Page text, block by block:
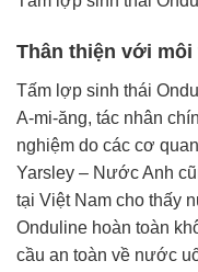
Thân thiện với
Tấm lợp sinh thái
A-mi-ăng, tác nhân
nghiệm do các cơ
Yarsley – Nước Anh
tại Việt Nam cho thấy
Onduline hoàn toàn
cầu an toàn về nước